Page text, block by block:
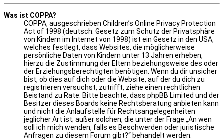
Was ist COPPA?
COPPA, ausgeschrieben Children’s Online Privacy Protection
Act of 1998 (deutsch: Gesetz zum Schutz der Privatsphäre
von Kindern im Internet von 1998) ist ein Gesetz in den USA,
welches festlegt, dass Websites, die möglicherweise
persönliche Daten von Kindern unter 13 Jahren erheben,
hierzu die Zustimmung der Eltern beziehungsweise des oder
der Erziehungsberechtigten benötigen. Wenn du dir unsicher
bist, ob dies auf dich oder die Website, auf der du dich zu
registrieren versuchst, zutrifft, ziehe einen rechtlichen
Beistand zu Rate. Bitte beachte, dass phpBB Limited und der
Besitzer dieses Boards keine Rechtsberatung anbieten kann
und nicht die Anlaufstelle für Rechtsangelegenheiten
jeglicher Art ist; außer solchen, die unter der Frage „An wen
soll ich mich wenden, falls es Beschwerden oder juristische
Anfragen zu diesem Forum gibt?“ behandelt werden.